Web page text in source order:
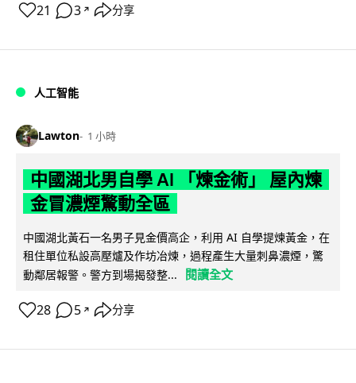
21 3 ↗ 分享
人工智能
Lawton 1 小時
中國湖北男自學 AI 「煉金術」 屋內煉
金冒濃煙驚動全區
中國湖北黃石一名男子見金價高企，利用 AI 自學提煉黃金，在
租住單位私設高壓爐及作坊冶煉，過程產生大量刺鼻濃煙，驚
動鄰居報警。警方到場揭發整...
閱讀全文
28 5 ↗ 分享